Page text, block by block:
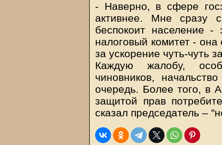
- Наверно, в сфере
активнее. Мне сразу
беспокоит население
налоговый комитет -
за ускорение чуть-чуть
Каждую жалобу,
чиновников,
очередь. Более того, в
защитой прав
сказал председатель –